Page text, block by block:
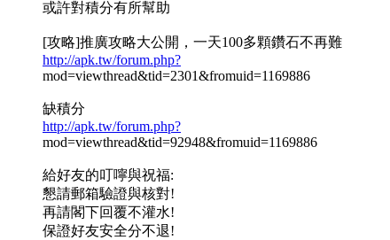
或許對積分有所幫助
[攻略]推廣攻略大公開，一天100多顆鑽石不再難
http://apk.tw/forum.php?
mod=viewthread&tid=2301&fromuid=1169886
缺積分
http://apk.tw/forum.php?
mod=viewthread&tid=92948&fromuid=1169886
給好友的叮嚀與祝福:
懇請郵箱驗證與核對!
再請閣下回覆不灌水!
保證好友安全分不退!